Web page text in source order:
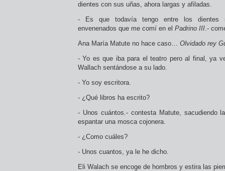
dientes con sus uñas, ahora largas y afiladas.
- Es que todavía tengo entre los dientes
envenenados que me comí en el Padrino III.-
Ana María Matute no hace caso… Olvidado rey
- Yo es que iba para el teatro pero al final, ya
Wallach sentándose a su lado.
- Yo soy escritora.
- ¿Qué libros ha escrito?
- Unos cuántos.- contesta Matute, sacudiendo
espantar una mosca cojonera.
- ¿Como cuáles?
- Unos cuantos, ya le he dicho.
Eli Walach se encoge de hombros y estira las